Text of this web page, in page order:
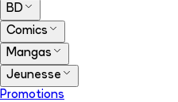
BD
Comics
Mangas
Jeunesse
Promotions